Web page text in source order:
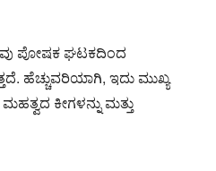
ಪೋಷಕ ಘಟಕದಿಂದ
ಹೆಚ್ಚುವರಿಯಾಗಿ, ಇದು ಮುಖ್ಯ
ಕೀಗಳನ್ನು ಮತ್ತು